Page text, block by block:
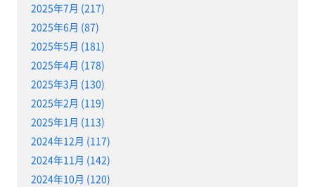
2025年7月 (217)
2025年6月 (87)
2025年5月 (181)
2025年4月 (178)
2025年3月 (130)
2025年2月 (119)
2025年1月 (113)
2024年12月 (117)
2024年11月 (142)
2024年10月 (120)